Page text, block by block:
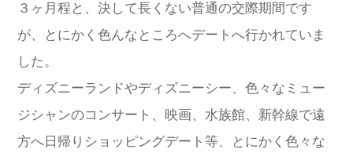
３ヶ月程と、決して長くない普通の交際期間です
が、とにかく色んなところへデートへ行かれていま
した。
ディズニーランドやディズニーシー、色々なミュー
ジシャンのコンサート、映画、水族館、新幹線で遠
方へ日帰りショッピングデート等、とにかく色々な